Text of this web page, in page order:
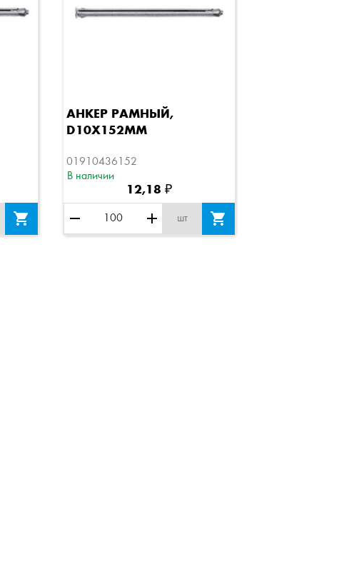

Быстрый просмотр
АНКЕР РАМНЫЙ,
D10Х152ММ
01910436152
В наличии
12,18 ₽
remove add шт 